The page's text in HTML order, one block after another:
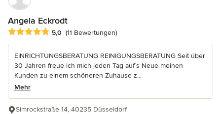
Angela Eckrodt
Durchschnittliche Bewertung: 5 von 5 Sternen
5,0 (11 Bewertungen)
EINRICHTUNGSBERATUNG REINIGUNGSBERATUNG Seit über
30 Jahren freue ich mich jeden Tag auf`s Neue meinen
Kunden zu einem schöneren Zuhause z...
Mehr
Simrockstraße 14, 40235 Düsseldorf